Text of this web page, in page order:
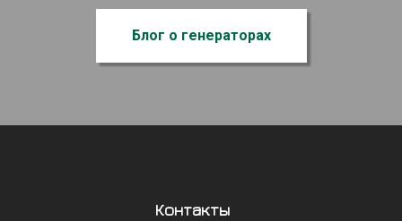
Блог о генераторах
Контакты